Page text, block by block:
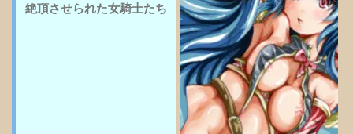
絶頂させられた女騎士たち